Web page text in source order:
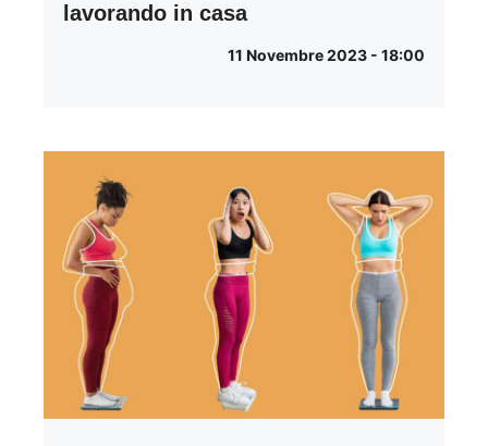
lavorando in casa
11 Novembre 2023 - 18:00